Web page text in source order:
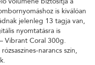
is kiválóan
jelenleg 13 tagja van,
nyomtatásra is
Vibrant Coral 300g.
narancs szín,